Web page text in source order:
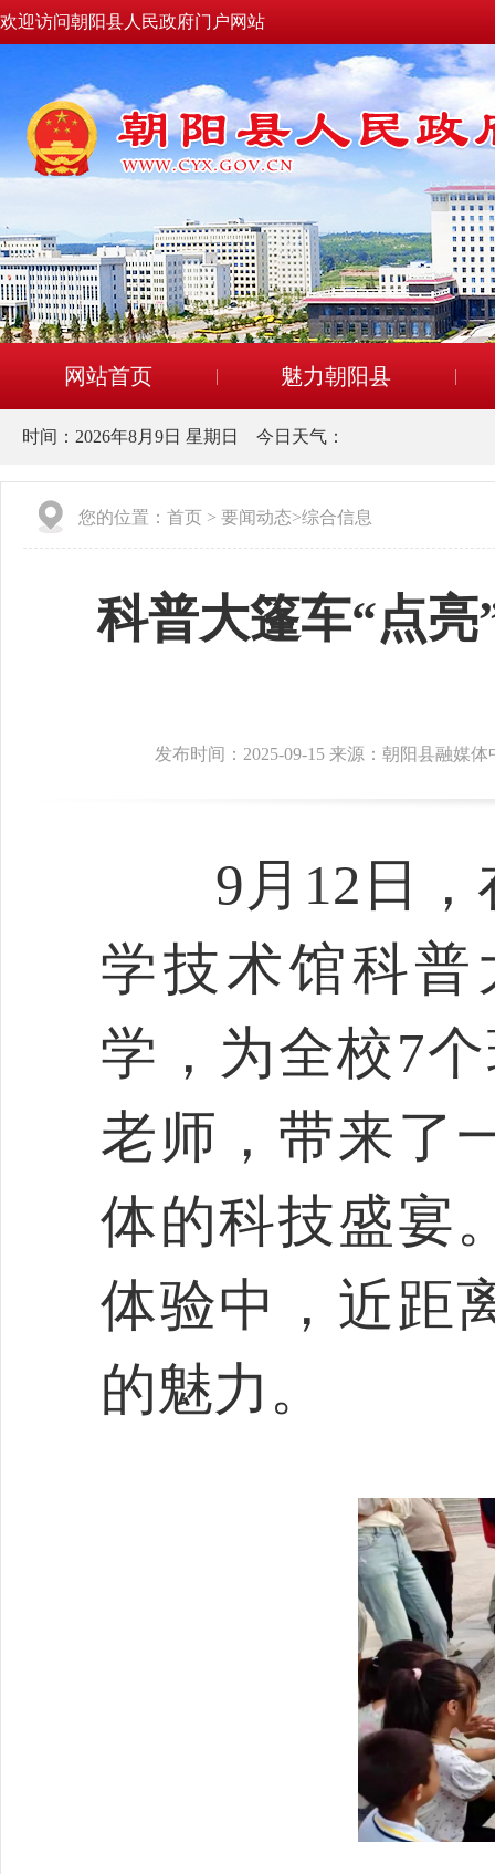
欢迎访问朝阳县人民政府门户网站
网站首页 魅力朝阳县
时间： 2026年8月9日 星期日 今日天气：
您的位置： 首页 > 要闻动态>综合信息
科普大篷车“点
发布时间：2025-09-15 来源：朝阳县融媒体
9月12日，
学技术馆科
学，为全校7
老师，带来了
体的科技盛宴
体验中，近距
的魅力。